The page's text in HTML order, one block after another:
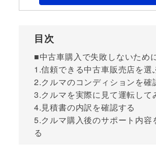
目次
■中古車購入で失敗しないため
1.信頼できる中古車販売店を選
2.クルマのコンディションを確
3.クルマを実際に見て運転して
4.見積書の内訳を確認する
5.クルマ購入後のサポート内容
る